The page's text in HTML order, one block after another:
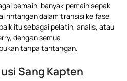
pemain, banyak pemain sepak
rintangan dalam transisi ke fase
itu sebagai pelatih, analis, atau
dengan semua
tanpa tantangan.
Sang Kapten